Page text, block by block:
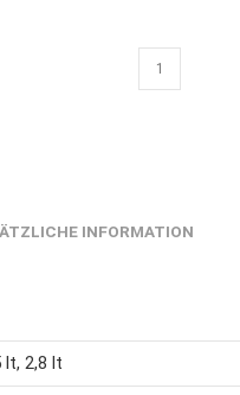
INFORMATION
lt, 2,8 lt